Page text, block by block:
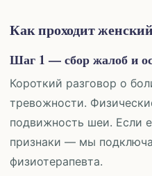
Как проходит
Шаг 1 — сбор жалоб и
Короткий разговор о
тревожности.
подвижность шеи. Если
признаки — мы
физиотерапевта.